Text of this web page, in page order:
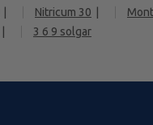
Nitricum 30
3 6 9 solgar